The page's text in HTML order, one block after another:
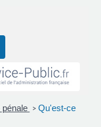
pénale > Qu'est-ce